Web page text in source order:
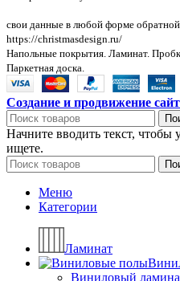
свои данные в любой форме обратной
https://christmasdesign.ru/
Напольные покрытия. Ламинат.
Паркетная доска.
Создание и продвижение
Начните вводить текст, чтобы
ищете.
Меню
Категории
Ламинат
Виниловый